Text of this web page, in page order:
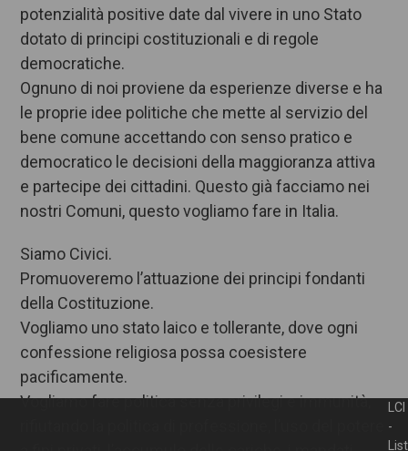
potenzialità positive date dal vivere in uno Stato
dotato di principi costituzionali e di regole
democratiche.
Ognuno di noi proviene da esperienze diverse e ha
le proprie idee politiche che mette al servizio del
bene comune accettando con senso pratico e
democratico le decisioni della maggioranza attiva
e partecipe dei cittadini. Questo già facciamo nei
nostri Comuni, questo vogliamo fare in Italia.
Siamo Civici.
Promuoveremo l’attuazione dei principi fondanti
della Costituzione.
Vogliamo uno stato laico e tollerante, dove ogni
confessione religiosa possa coesistere
pacificamente.
Vogliamo fare politica senza privilegi e immunità,
LCI
-